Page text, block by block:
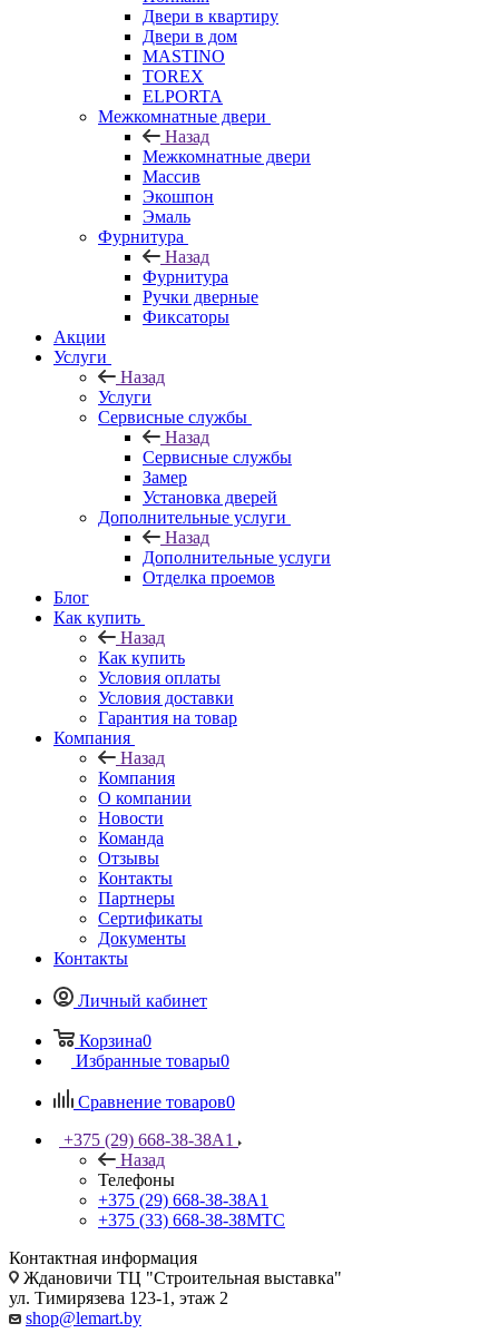
Двери в квартиру
Двери в дом
MASTINO
TOREX
ELPORTA
Межкомнатные двери
Назад
Межкомнатные двери
Массив
Экошпон
Эмаль
Фурнитура
Назад
Фурнитура
Ручки дверные
Фиксаторы
Акции
Услуги
Назад
Услуги
Сервисные службы
Назад
Сервисные службы
Замер
Установка дверей
Дополнительные услуги
Назад
Дополнительные услуги
Отделка проемов
Блог
Как купить
Назад
Как купить
Условия оплаты
Условия доставки
Гарантия на товар
Компания
Назад
Компания
О компании
Новости
Команда
Отзывы
Контакты
Партнеры
Сертификаты
Документы
Контакты
Личный кабинет
Корзина0
Избранные товары0
Сравнение товаров0
+375 (29) 668-38-38A1
Назад
Телефоны
+375 (29) 668-38-38A1
+375 (33) 668-38-38МТС
Контактная информация
Ждановичи ТЦ "Строительная выставка"
ул. Тимирязева 123-1, этаж 2
shop@lemart.by